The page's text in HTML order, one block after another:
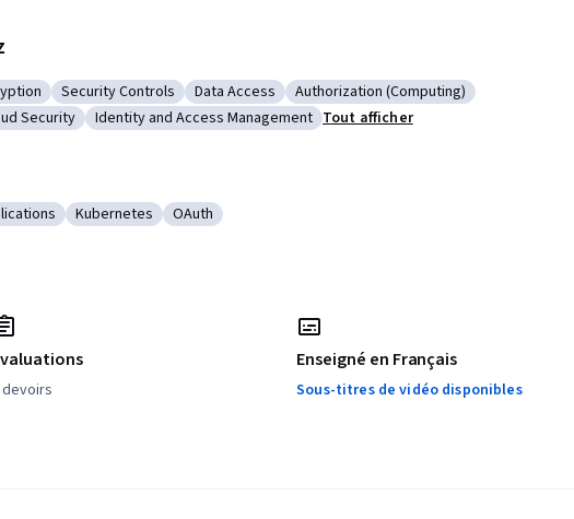
: Encryption
Catégorie : Security Controls
Security Controls Catégorie : Data Access
Data Access Catégorie : Authorization (Computing)
Authorization (Computing)
: Cloud Security
Security Catégorie : Identity and Access Management
Identity and Access Management Tout afficher
: Cloud Applications
Catégorie : Kubernetes
Kubernetes Catégorie : OAuth
OAuth
devoirs
Enseigné en Français
Sous-titres de vidéo disponibles